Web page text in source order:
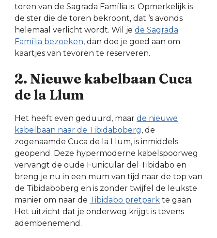
toren van de Sagrada Família is. Opmerkelijk is
de ster die de toren bekroont, dat ‘s avonds
helemaal verlicht wordt. Wil je de Sagrada
Família bezoeken, dan doe je goed aan om
kaartjes van tevoren te reserveren.
2. Nieuwe kabelbaan Cuca
de la Llum
Het heeft even geduurd, maar de nieuwe
kabelbaan naar de Tibidaboberg, de
zogenaamde Cuca de la Llum, is inmiddels
geopend. Deze hypermoderne kabelspoorweg
vervangt de oude Funicular del Tibidabo en
breng je nu in een mum van tijd naar de top van
de Tibidaboberg en is zonder twijfel de leukste
manier om naar de Tibidabo pretpark te gaan.
Het uitzicht dat je onderweg krijgt is tevens
adembenemend.